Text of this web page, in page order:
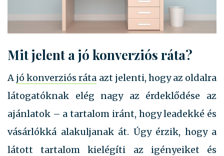
Mit jelent a jó konverziós ráta?
A jó konverziós ráta azt jelenti, hogy az oldalra
látogatóknak elég nagy az érdeklődése az
ajánlatok – a tartalom iránt, hogy leadekké és
vásárlókká alakuljanak át. Úgy érzik, hogy a
látott tartalom kielégíti az igényeiket és